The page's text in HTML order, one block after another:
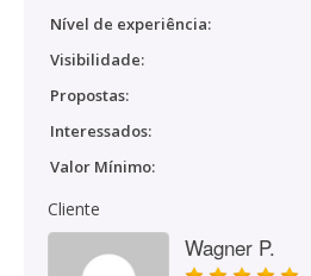
Nível de experiência:
Visibilidade:
Propostas:
Interessados:
Valor Mínimo:
Cliente
Wagner P.